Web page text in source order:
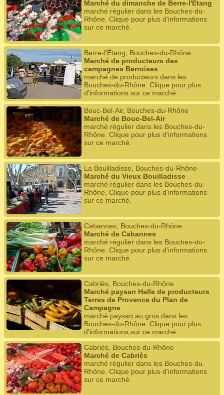
Marché du dimanche de Berre-l'Étang
marché régulier dans les Bouches-du-
Rhône. Clique pour plus d'informations
sur ce marché.
Berre-l'Étang, Bouches-du-Rhône
Marché de producteurs des
campagnes Berroises
marché de producteurs dans les
Bouches-du-Rhône. Clique pour plus
d'informations sur ce marché.
Bouc-Bel-Air, Bouches-du-Rhône
Marché de Bouc-Bel-Air
marché régulier dans les Bouches-du-
Rhône. Clique pour plus d'informations
sur ce marché.
La Bouilladisse, Bouches-du-Rhône
Marché du Vieux Bouilladisse
marché régulier dans les Bouches-du-
Rhône. Clique pour plus d'informations
sur ce marché.
Cabannes, Bouches-du-Rhône
Marché de Cabannes
marché régulier dans les Bouches-du-
Rhône. Clique pour plus d'informations
sur ce marché.
Cabriès, Bouches-du-Rhône
Marché paysan Halle de producteurs
Terres de Provence du Plan de
Campagne
marché paysan au gros dans les
Bouches-du-Rhône. Clique pour plus
d'informations sur ce marché.
Cabriès, Bouches-du-Rhône
Marché de Cabriès
marché régulier dans les Bouches-du-
Rhône. Clique pour plus d'informations
sur ce marché.